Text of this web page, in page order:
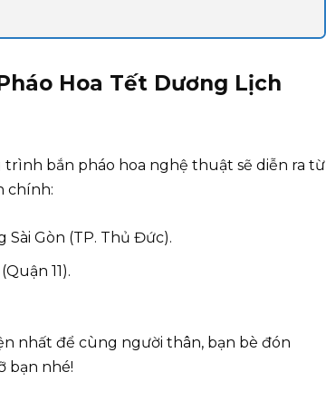
Hoa Tết Dương Lịch
bắn pháo hoa nghệ thuật sẽ diễn ra từ
chính:
Sài Gòn (TP. Thủ Đức).
11).
nhất để cùng người thân, bạn bè đón
bạn nhé!